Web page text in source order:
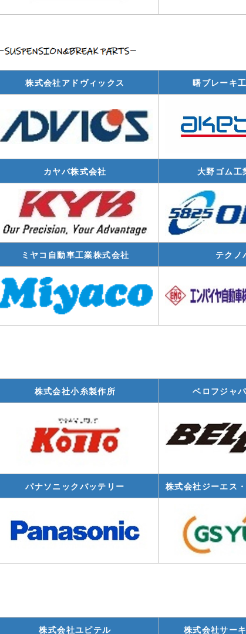
株式会社アドヴィックス 曙ブレーキ
カヤバ株式会社 大野ゴム工
ミヤコ自動車工業株式会社 テクノ
株式会社小糸製作所 ベロフジャ
パナソニックバッテリー 株式会社ジーエス
株式会社ユピテル 株式会社サー